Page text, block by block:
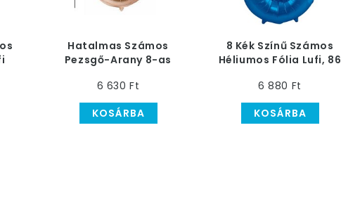
Hatalmas Számos
Pezsgő-Arany 8-as
6 630 Ft
KOSÁRBA
8 Kék Színű Számos
Héliumos Fólia Lufi, 86
6 880 Ft
KOSÁRBA